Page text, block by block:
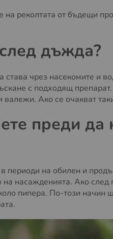
реколтата от бъдещи
дъжда?
става чрез насекомите и
с подходящ
Ако се очакват
преди да
периоди на обилен и
насажденията. Ако след
пипера. По-този начин